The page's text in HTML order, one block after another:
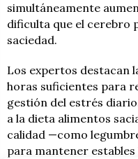
simultáneamente
dificulta que el cerebro
saciedad.
Los expertos destacan
horas suficientes para
gestión del estrés
a la dieta alimentos
calidad —como
para mantener